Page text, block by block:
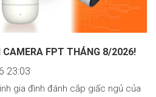
FPT THÁNG 8/2026!
23:03
gia đình đánh cắp giấc ngủ của